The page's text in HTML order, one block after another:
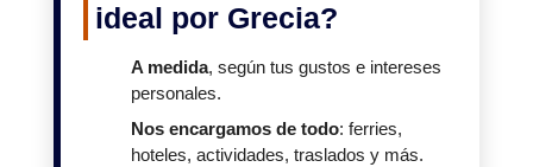
ideal por Grecia?
A medida, según tus gustos e intereses
personales.
Nos encargamos de todo: ferries,
hoteles, actividades, traslados y más.